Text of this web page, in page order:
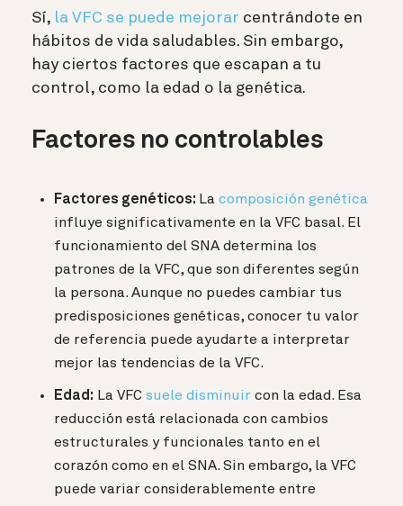
Sí, la VFC se puede mejorar centrándote en
hábitos de vida saludables. Sin embargo,
hay ciertos factores que escapan a tu
control, como la edad o la genética.
Factores no controlables
Factores genéticos: La composición genética
influye significativamente en la VFC basal. El
funcionamiento del SNA determina los
patrones de la VFC, que son diferentes según
la persona. Aunque no puedes cambiar tus
predisposiciones genéticas, conocer tu valor
de referencia puede ayudarte a interpretar
mejor las tendencias de la VFC.
Edad: La VFC suele disminuir con la edad. Esa
reducción está relacionada con cambios
estructurales y funcionales tanto en el
corazón como en el SNA. Sin embargo, la VFC
puede variar considerablemente entre